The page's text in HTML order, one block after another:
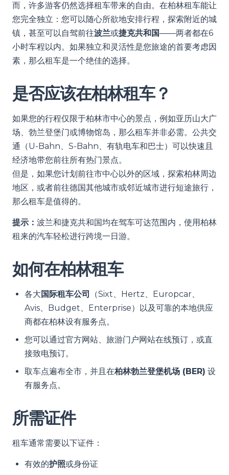
而，许多游客仍然选择租车带来的自由。在柏林租车能让
您完全独立：您可以随心所欲地安排行程，探索附近的城
镇，甚至可以自驾前往波兰或捷克共和国——两者都在6
小时车程以内。如果独立和灵活性是您旅途的首要考虑因
素，那么租车是一个绝佳的选择。
是否应该在柏林租车？
如果您的行程仅限于柏林市中心的景点，例如亚历山大广
场、勃兰登堡门或博物馆岛，那么租车并非必需。公共交
通（U-Bahn、S-Bahn、有轨电车和巴士）可以快速且
经济地带您前往所有热门景点。
但是，如果您计划前往市中心以外的区域，探索柏林周边
地区，或者前往德国其他城市或邻近城市进行短途旅行，
那么租车是值得的。
提示： 波兰和捷克共和国均在驾车可达范围内，使用柏林
租来的汽车轻松进行跨境一日游。
如何在柏林租车
各大 国际租车公司
（Sixt、Hertz、Europcar、
Avis、Budget、Enterprise）以及可靠的本地供应
商都在柏林设有服务点。
您可以通过官方网站、旅游门户网站在线预订，或直
接致电预订。
取车点遍布全市，并且在柏林勃兰登堡机场 (BER) 设
有服务点。
所需证件
租车通常需要以下证件：
有效的护照或身份证